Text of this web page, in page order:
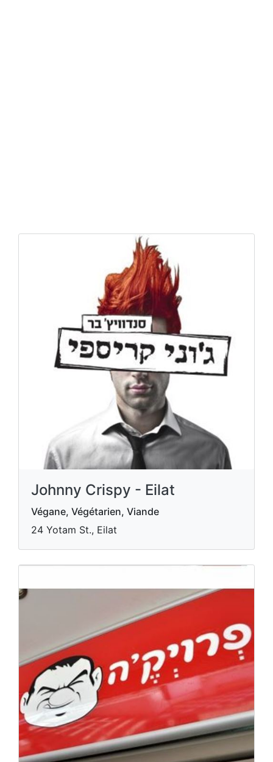
Johnny Crispy - Eilat
Végane, Végétarien, Viande
24 Yotam St., Eilat